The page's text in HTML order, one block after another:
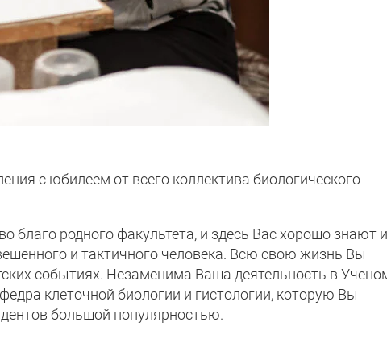
с юбилеем от всего коллектива биологического
благо родного факультета, и здесь Вас хорошо знают и
и тактичного человека. Всю свою жизнь Вы
событиях. Незаменима Ваша деятельность в
клеточной биологии и гистологии, которую Вы
большой популярностью.